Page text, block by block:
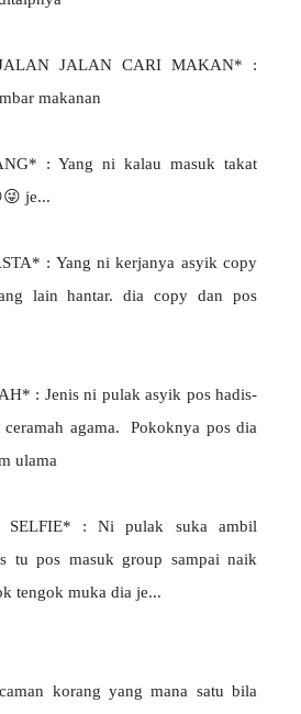
JALAN CARI MAKAN* :
makanan
: Yang ni kalau masuk takat
je...
: Yang ni kerjanya asyik copy
lain hantar. dia copy dan pos
: Jenis ni pulak asyik pos hadis-
ceramah agama. Pokoknya pos dia
ulama
SELFIE* : Ni pulak suka ambil
tu pos masuk group sampai naik
tengok muka dia je...
korang yang mana satu bila